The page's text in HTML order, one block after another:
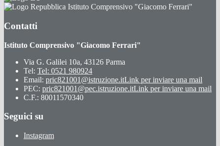
Istituto Comprensivo "Giacomo Ferrari"
Contatti
Istituto Comprensivo "Giacomo Ferrari"
Via G. Galilei 10a, 43126 Parma
Tel: Tel: 0521 980924
Email: pric821001@istruzione.itLink per inviare una mail
PEC: pric821001@pec.istruzione.itLink per inviare una mail
C.F.: 80011570340
Seguici su
Instagram